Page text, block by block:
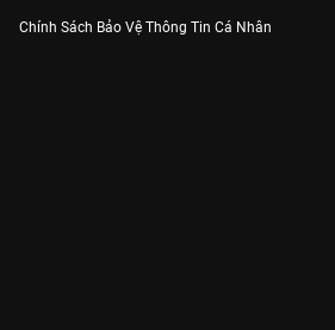
Chính Sách Bảo Vệ Thông Tin Cá Nhân